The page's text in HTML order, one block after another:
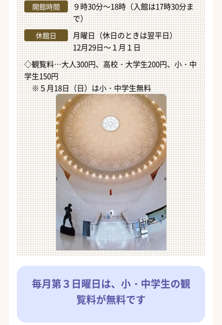
開館時間
９時30分～18時（入館は17時30分ま
で）
休館日
月曜日（休日のときは翌平日）
12月29日～１月１日
◇観覧料…大人300円、高校・大学生200円、小・中
学生150円
※５月18日（日）は小・中学生無料
毎月第３日曜日は、小・中学生の観
覧料が無料です